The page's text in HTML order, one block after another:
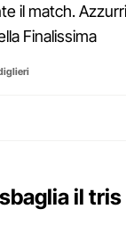
il match.
Finalissima
il